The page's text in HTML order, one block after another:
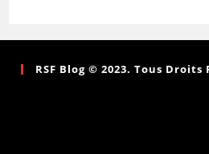
RSF Blog © 2023. Tous Droits